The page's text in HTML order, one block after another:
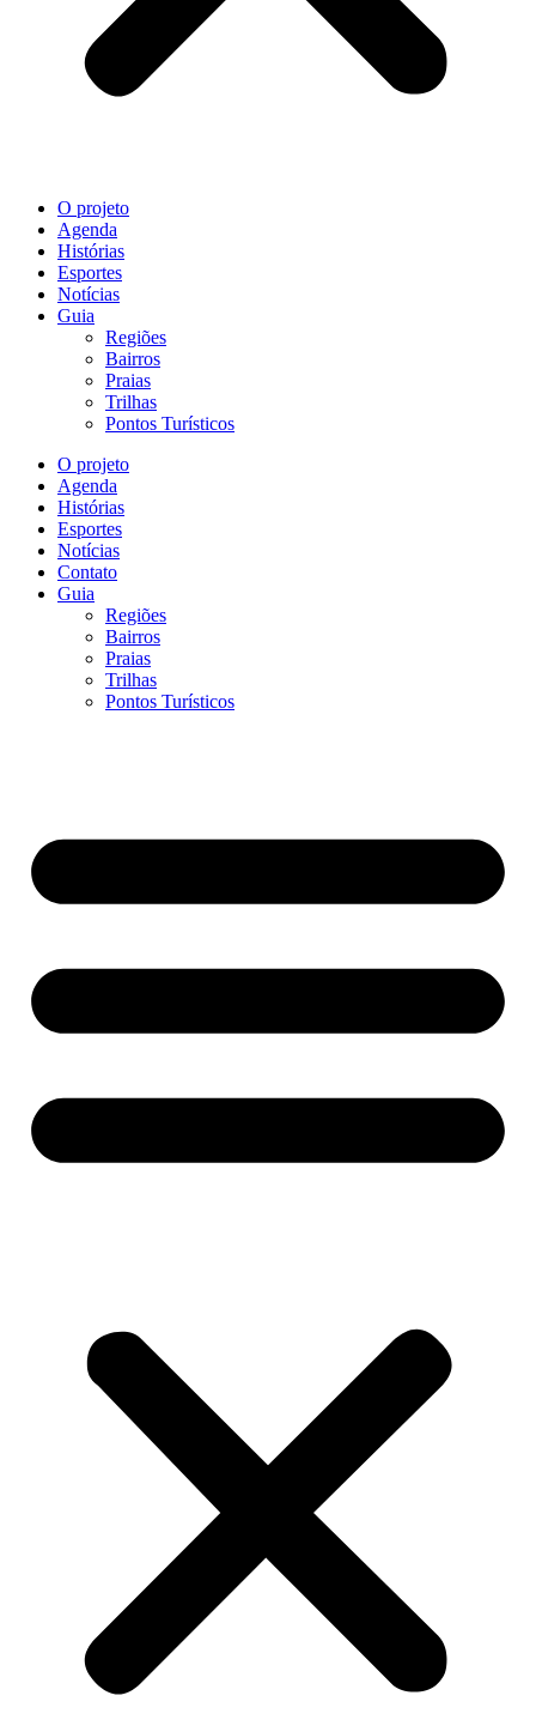
O projeto
Agenda
Histórias
Esportes
Notícias
Guia
Regiões
Bairros
Praias
Trilhas
Pontos Turísticos
O projeto
Agenda
Histórias
Esportes
Notícias
Contato
Guia
Regiões
Bairros
Praias
Trilhas
Pontos Turísticos